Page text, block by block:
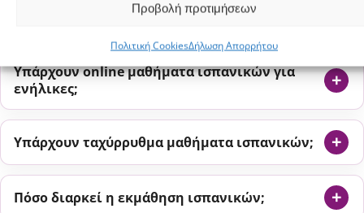
Προβολή προτιμήσεων
Πολιτική CookiesΔήλωση Απορρήτου
Ισπανικά online
Υπάρχουν online μαθήματα ισπανικών για
ενήλικες;
Υπάρχουν ταχύρρυθμα μαθήματα ισπανικών;
Πόσο διαρκεί η εκμάθηση ισπανικών;